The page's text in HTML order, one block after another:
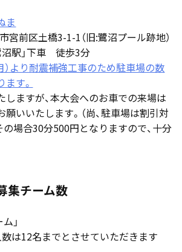
ま
前区土橋3-1-1（旧:鷺沼プール跡地）
沼駅」下車 徒歩3分
）より耐震補強工事のため駐車場の数
す。
しますが、本大会へのお車での来場は
いいたします。（尚、駐車場は割引対
場合30分500円となりますので、十分
集チーム数
」
は12名までとさせていただきます